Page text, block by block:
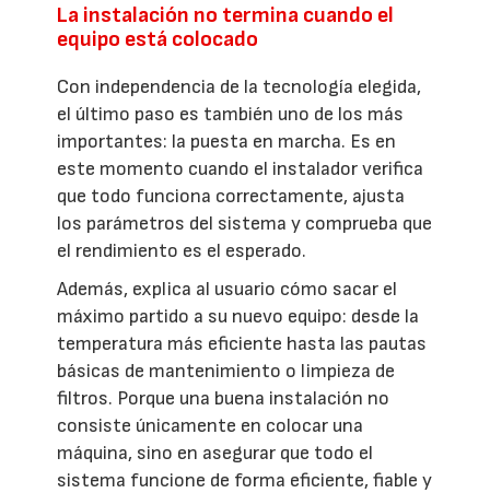
La instalación no termina cuando el
equipo está colocado
Con independencia de la tecnología elegida,
el último paso es también uno de los más
importantes: la puesta en marcha. Es en
este momento cuando el instalador verifica
que todo funciona correctamente, ajusta
los parámetros del sistema y comprueba que
el rendimiento es el esperado.
Además, explica al usuario cómo sacar el
máximo partido a su nuevo equipo: desde la
temperatura más eficiente hasta las pautas
básicas de mantenimiento o limpieza de
filtros. Porque una buena instalación no
consiste únicamente en colocar una
máquina, sino en asegurar que todo el
sistema funcione de forma eficiente, fiable y